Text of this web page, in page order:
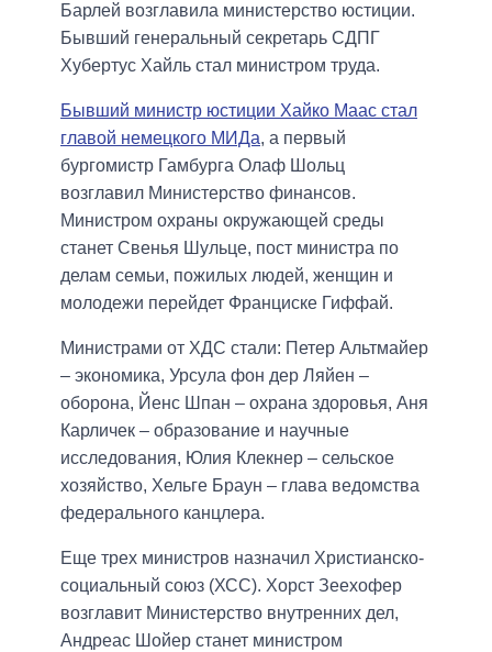
Барлей возглавила министерство юстиции.
Бывший генеральный секретарь СДПГ
Хубертус Хайль стал министром труда.
Бывший министр юстиции Хайко Маас стал
главой немецкого МИДа, а первый
бургомистр Гамбурга Олаф Шольц
возглавил Министерство финансов.
Министром охраны окружающей среды
станет Свенья Шульце, пост министра по
делам семьи, пожилых людей, женщин и
молодежи перейдет Франциске Гиффай.
Министрами от ХДС стали: Петер Альтмайер
– экономика, Урсула фон дер Ляйен –
оборона, Йенс Шпан – охрана здоровья, Аня
Карличек – образование и научные
исследования, Юлия Клекнер – сельское
хозяйство, Хельге Браун – глава ведомства
федерального канцлера.
Еще трех министров назначил Христианско-
социальный союз (ХСС). Хорст Зеехофер
возглавит Министерство внутренних дел,
Андреас Шойер станет министром